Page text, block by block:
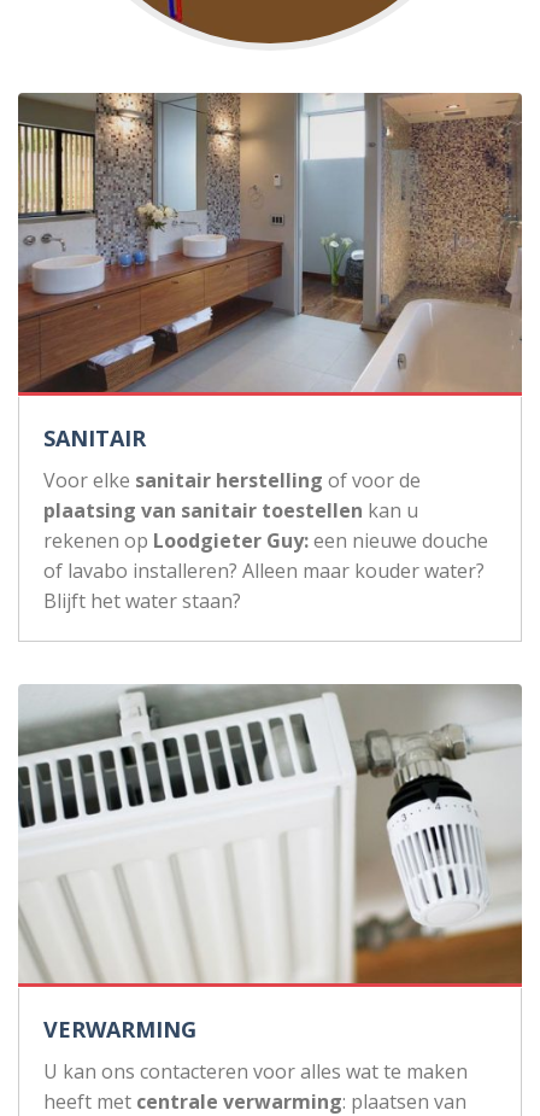
SANITAIR
Voor elke sanitair herstelling of voor de
plaatsing van sanitair toestellen kan u
rekenen op Loodgieter Guy:een nieuwe douche
of lavabo installeren? Alleen maar kouder water?
Blijft het water staan?
VERWARMING
U kan ons contacteren voor alles wat te maken
heeft met centrale verwarming: plaatsen van